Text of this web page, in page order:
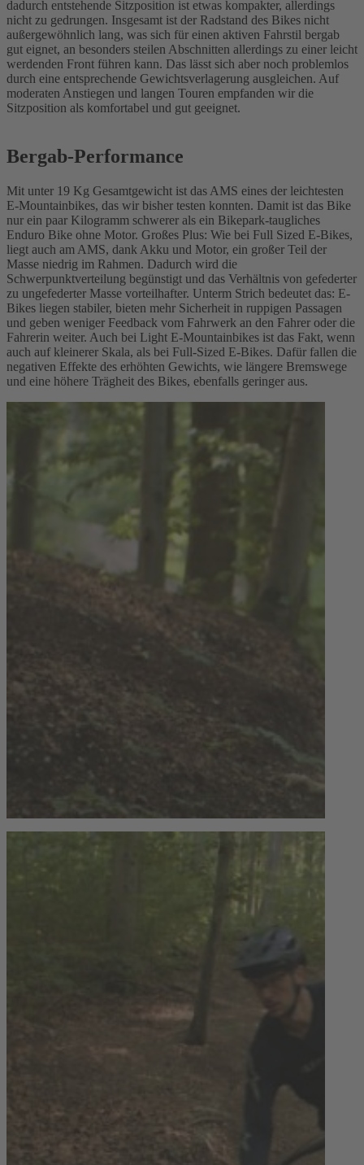
dadurch entstehende Sitzposition ist etwas kompakter, allerdings
nicht zu gedrungen. Insgesamt ist der Radstand des Bikes nicht
außergewöhnlich lang, was sich für einen aktiven Fahrstil bergab
gut eignet, an besonders steilen Abschnitten allerdings zu einer leicht
werdenden Front führen kann. Das lässt sich aber noch problemlos
durch eine entsprechende Gewichtsverlagerung ausgleichen. Auf
moderaten Anstiegen und langen Touren empfanden wir die
Sitzposition als komfortabel und gut geeignet.
Bergab-Performance
Mit unter 19 Kg Gesamtgewicht ist das AMS eines der leichtesten
E-Mountainbikes, das wir bisher testen konnten. Damit ist das Bike
nur ein paar Kilogramm schwerer als ein Bikepark-taugliches
Enduro Bike ohne Motor. Großes Plus: Wie bei Full Sized E-Bikes,
liegt auch am AMS, dank Akku und Motor, ein großer Teil der
Masse niedrig im Rahmen. Dadurch wird die
Schwerpunktverteilung begünstigt und das Verhältnis von gefederter
zu ungefederter Masse vorteilhafter. Unterm Strich bedeutet das: E-
Bikes liegen stabiler, bieten mehr Sicherheit in ruppigen Passagen
und geben weniger Feedback vom Fahrwerk an den Fahrer oder die
Fahrerin weiter. Auch bei Light E-Mountainbikes ist das Fakt, wenn
auch auf kleinerer Skala, als bei Full-Sized E-Bikes. Dafür fallen die
negativen Effekte des erhöhten Gewichts, wie längere Bremswege
und eine höhere Trägheit des Bikes, ebenfalls geringer aus.